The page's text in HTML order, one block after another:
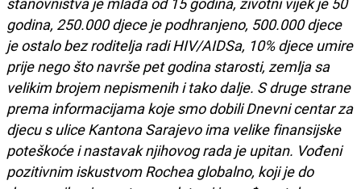
godina, 250.000 djece je podhranjeno, 500.000 djece
je ostalo bez roditelja radi HIV/AIDSa, 10% djece umire
prije nego što navrše pet godina starosti, zemlja sa
velikim brojem nepismenih i tako dalje. S druge strane
prema informacijama koje smo dobili Dnevni centar za
djecu s ulice Kantona Sarajevo ima velike finansijske
poteškoće i nastavak njihovog rada je upitan. Vođeni
pozitivnim iskustvom Rochea globalno, koji je do